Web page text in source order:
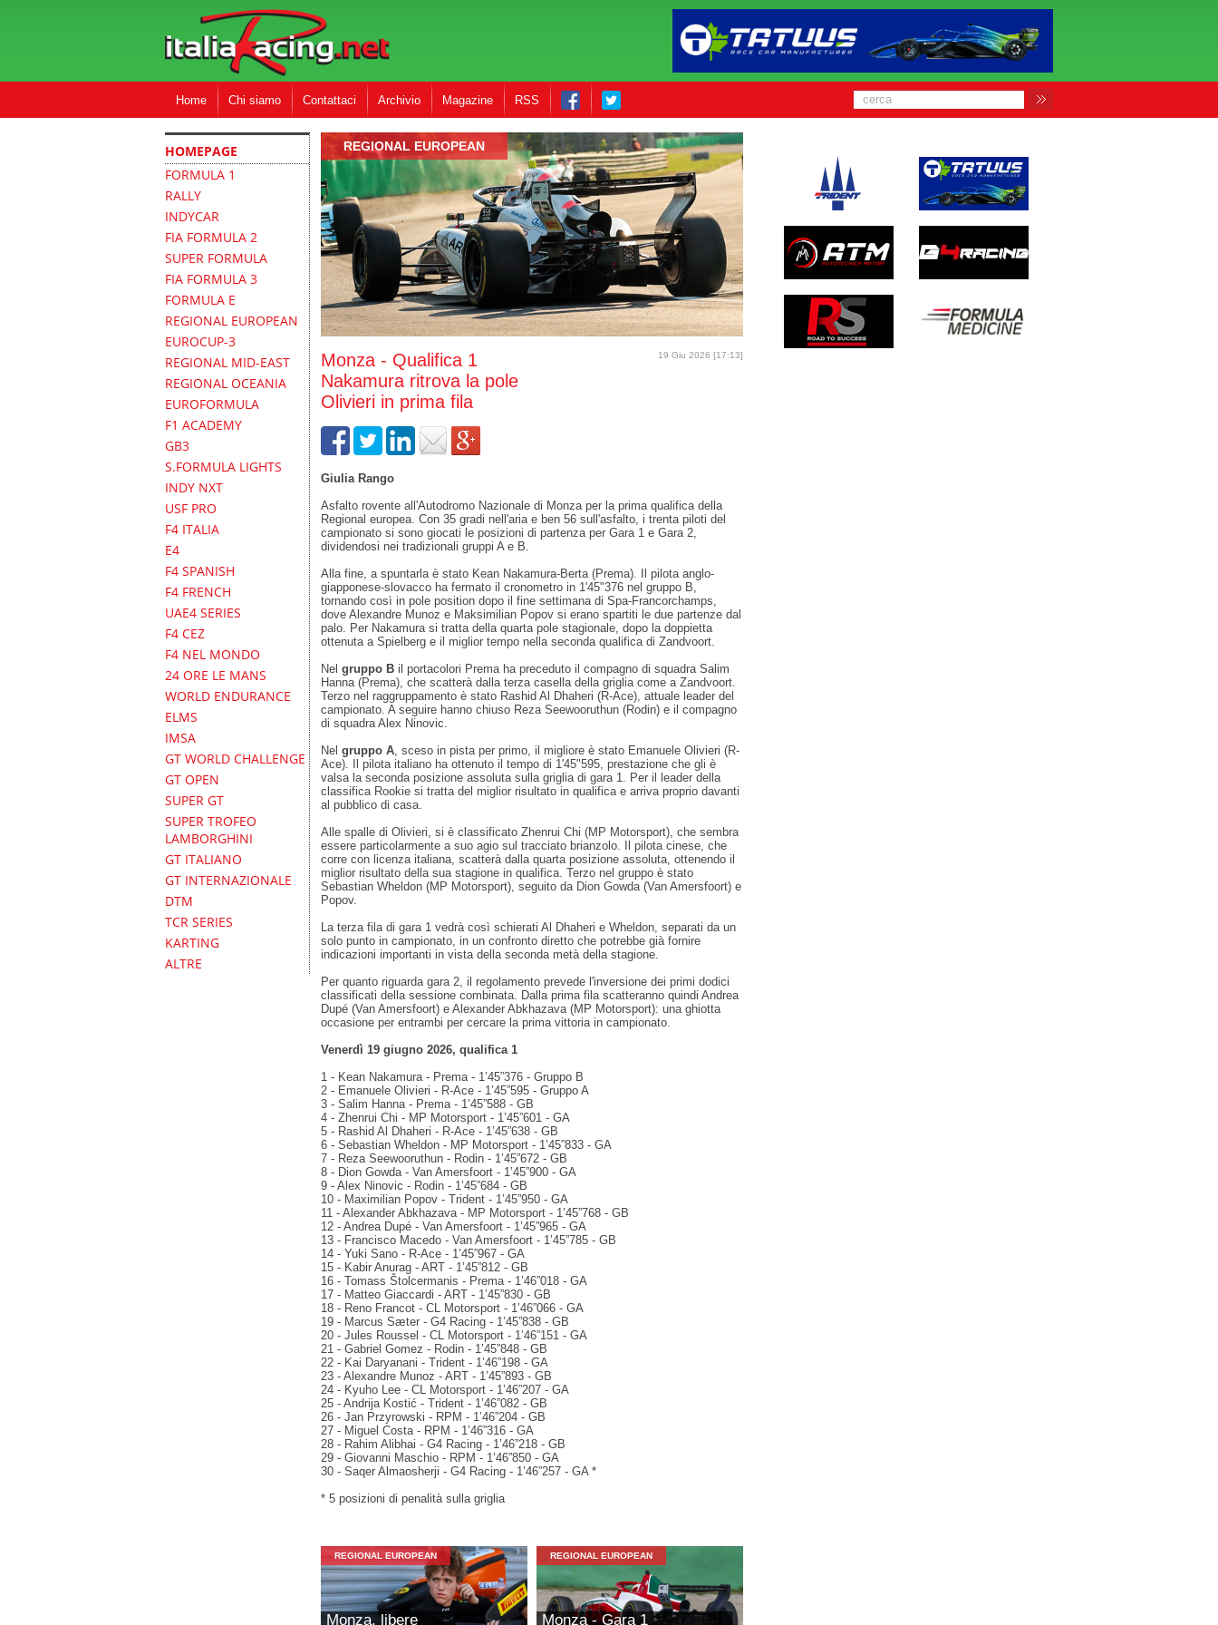
Home Chi siamo Contattaci Archivio Magazine RSS
HOMEPAGE
FORMULA 1
RALLY
INDYCAR
FIA FORMULA 2
SUPER FORMULA
FIA FORMULA 3
FORMULA E
REGIONAL EUROPEAN
EUROCUP-3
REGIONAL MID-EAST
REGIONAL OCEANIA
EUROFORMULA
F1 ACADEMY
GB3
S.FORMULA LIGHTS
INDY NXT
USF PRO
F4 ITALIA
E4
F4 SPANISH
F4 FRENCH
UAE4 SERIES
F4 CEZ
F4 NEL MONDO
24 ORE LE MANS
WORLD ENDURANCE
ELMS
IMSA
GT WORLD CHALLENGE
GT OPEN
SUPER GT
SUPER TROFEO
LAMBORGHINI
GT ITALIANO
GT INTERNAZIONALE
DTM
TCR SERIES
KARTING
ALTRE
REGIONAL EUROPEAN
19 Giu 2026 [17:13]
Monza - Qualifica 1
Nakamura ritrova la pole
Olivieri in prima fila
Giulia Rango
Asfalto rovente all'Autodromo Nazionale di Monza per la prima qualifica della
Regional europea. Con 35 gradi nell'aria e ben 56 sull'asfalto, i trenta piloti del
campionato si sono giocati le posizioni di partenza per Gara 1 e Gara 2,
dividendosi nei tradizionali gruppi A e B.
Alla fine, a spuntarla è stato Kean Nakamura-Berta (Prema). Il pilota anglo-
giapponese-slovacco ha fermato il cronometro in 1'45"376 nel gruppo B,
tornando così in pole position dopo il fine settimana di Spa-Francorchamps,
dove Alexandre Munoz e Maksimilian Popov si erano spartiti le due partenze dal
palo. Per Nakamura si tratta della quarta pole stagionale, dopo la doppietta
ottenuta a Spielberg e il miglior tempo nella seconda qualifica di Zandvoort.
Nel gruppo B il portacolori Prema ha preceduto il compagno di squadra Salim
Hanna (Prema), che scatterà dalla terza casella della griglia come a Zandvoort.
Terzo nel raggruppamento è stato Rashid Al Dhaheri (R-Ace), attuale leader del
campionato. A seguire hanno chiuso Reza Seewooruthun (Rodin) e il compagno
di squadra Alex Ninovic.
Nel gruppo A , sceso in pista per primo, il migliore è stato Emanuele Olivieri (R-
Ace). Il pilota italiano ha ottenuto il tempo di 1'45"595, prestazione che gli è
valsa la seconda posizione assoluta sulla griglia di gara 1. Per il leader della
classifica Rookie si tratta del miglior risultato in qualifica e arriva proprio davanti
al pubblico di casa.
Alle spalle di Olivieri, si è classificato Zhenrui Chi (MP Motorsport), che sembra
essere particolarmente a suo agio sul tracciato brianzolo. Il pilota cinese, che
corre con licenza italiana, scatterà dalla quarta posizione assoluta, ottenendo il
miglior risultato della sua stagione in qualifica. Terzo nel gruppo è stato
Sebastian Wheldon (MP Motorsport), seguito da Dion Gowda (Van Amersfoort) e
Popov.
La terza fila di gara 1 vedrà così schierati Al Dhaheri e Wheldon, separati da un
solo punto in campionato, in un confronto diretto che potrebbe già fornire
indicazioni importanti in vista della seconda metà della stagione.
Per quanto riguarda gara 2, il regolamento prevede l'inversione dei primi dodici
classificati della sessione combinata. Dalla prima fila scatteranno quindi Andrea
Dupé (Van Amersfoort) e Alexander Abkhazava (MP Motorsport): una ghiotta
occasione per entrambi per cercare la prima vittoria in campionato.
Venerdì 19 giugno 2026, qualifica 1
1 - Kean Nakamura - Prema - 1’45”376 - Gruppo B
2 - Emanuele Olivieri - R-Ace - 1’45”595 - Gruppo A
3 - Salim Hanna - Prema - 1’45”588 - GB
4 - Zhenrui Chi - MP Motorsport - 1’45”601 - GA
5 - Rashid Al Dhaheri - R-Ace - 1’45”638 - GB
6 - Sebastian Wheldon - MP Motorsport - 1’45”833 - GA
7 - Reza Seewooruthun - Rodin - 1’45”672 - GB
8 - Dion Gowda - Van Amersfoort - 1’45”900 - GA
9 - Alex Ninovic - Rodin - 1’45”684 - GB
10 - Maximilian Popov - Trident - 1’45”950 - GA
11 - Alexander Abkhazava - MP Motorsport - 1’45”768 - GB
12 - Andrea Dupé - Van Amersfoort - 1’45”965 - GA
13 - Francisco Macedo - Van Amersfoort - 1’45”785 - GB
14 - Yuki Sano - R-Ace - 1’45”967 - GA
15 - Kabir Anurag - ART - 1’45”812 - GB
16 - Tomass Štolcermanis - Prema - 1’46”018 - GA
17 - Matteo Giaccardi - ART - 1’45”830 - GB
18 - Reno Francot - CL Motorsport - 1’46”066 - GA
19 - Marcus Sæter - G4 Racing - 1’45”838 - GB
20 - Jules Roussel - CL Motorsport - 1’46”151 - GA
21 - Gabriel Gomez - Rodin - 1’45”848 - GB
22 - Kai Daryanani - Trident - 1’46”198 - GA
23 - Alexandre Munoz - ART - 1’45”893 - GB
24 - Kyuho Lee - CL Motorsport - 1’46”207 - GA
25 - Andrija Kostić - Trident - 1’46”082 - GB
26 - Jan Przyrowski - RPM - 1’46”204 - GB
27 - Miguel Costa - RPM - 1’46”316 - GA
28 - Rahim Alibhai - G4 Racing - 1’46”218 - GB
29 - Giovanni Maschio - RPM - 1’46”850 - GA
30 - Saqer Almaosherji - G4 Racing - 1’46”257 - GA *
* 5 posizioni di penalità sulla griglia
REGIONAL EUROPEAN
Monza, libere
REGIONAL EUROPEAN
Monza - Gara 1